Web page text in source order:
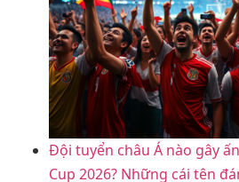
Đội tuyển châu Á nào gây
Cup 2026? Những cái tên